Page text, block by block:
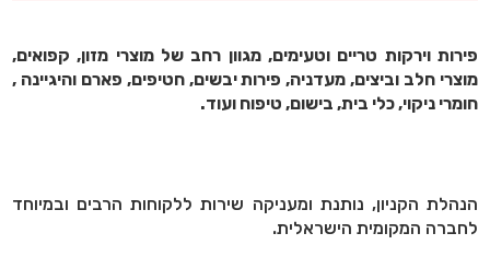
פירות וירקות טריים וטעימים, מגוון רחב של מוצרי מזון, קפואים,
מוצרי חלב וביצים, מעדניה, פירות יבשים, חטיפים, פארם והיגיינה ,
חומרי ניקוי, כלי בית, בישום, טיפוח ועוד.
הנהלת הקניון, נותנת ומעניקה שירות ללקוחות הרבים ובמיוחד
לחברה המקומית הישראלית.